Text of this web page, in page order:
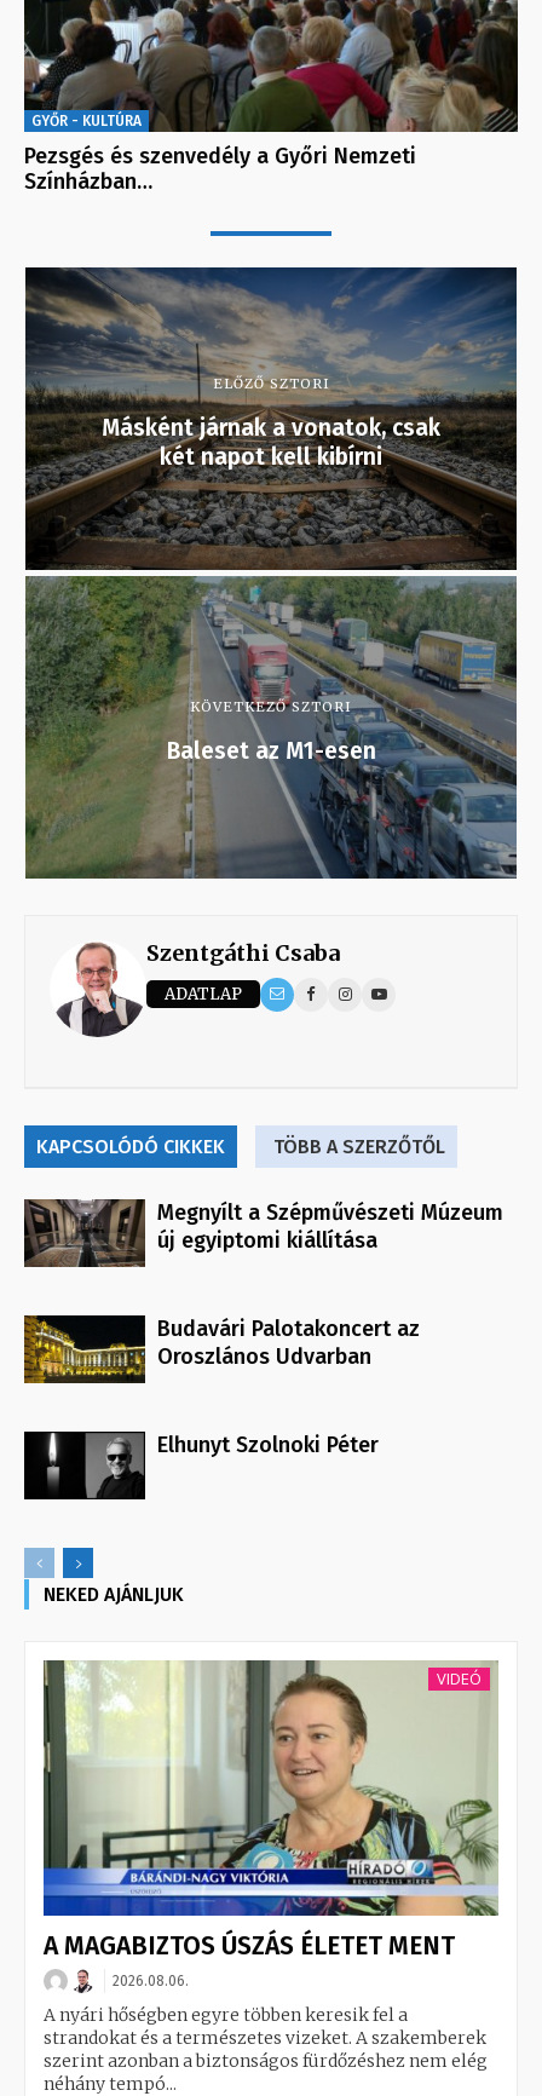
GYŐR - KULTÚRA
Pezsgés és szenvedély a Győri Nemzeti
Színházban…
ELŐZŐ SZTORI
Másként járnak a vonatok, csak
két napot kell kibírni
KÖVETKEZŐ SZTORI
Baleset az M1-esen
Szentgáthi Csaba
ADATLAP
KAPCSOLÓDÓ CIKKEK TÖBB A SZERZŐTŐL
Megnyílt a Szépművészeti Múzeum
új egyiptomi kiállítása
Budavári Palotakoncert az
Oroszlános Udvarban
Elhunyt Szolnoki Péter
NEKED AJÁNLJUK
VIDEÓ
A MAGABIZTOS ÚSZÁS ÉLETET MENT
2026.08.06.
A nyári hőségben egyre többen keresik fel a
strandokat és a természetes vizeket. A szakemberek
szerint azonban a biztonságos fürdőzéshez nem elég
néhány tempó...